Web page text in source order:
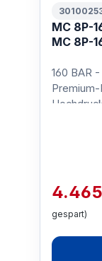
MC 8P-
MC 8P-
160 BAR
gespart)